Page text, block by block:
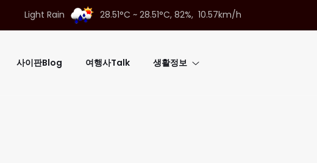
Light Rain 28.51°C ~ 28.51°C, 82%, 10.57km/h
사이판Blog 여행사Talk 생활정보